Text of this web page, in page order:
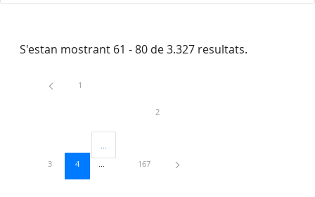
S'estan mostrant 61 - 80 de 3.327 resultats.
Pàgina
1
Pàgina
2
Pàgina
3 Pàgina
4
Pàgines intermèdies Utilitzeu TAB per navegar.
Pàgina
167